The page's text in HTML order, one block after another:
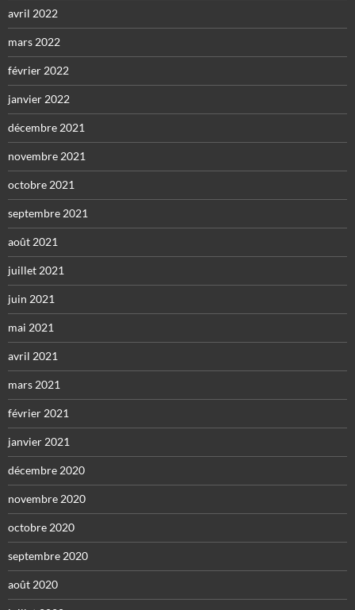
avril 2022
mars 2022
février 2022
janvier 2022
décembre 2021
novembre 2021
octobre 2021
septembre 2021
août 2021
juillet 2021
juin 2021
mai 2021
avril 2021
mars 2021
février 2021
janvier 2021
décembre 2020
novembre 2020
octobre 2020
septembre 2020
août 2020